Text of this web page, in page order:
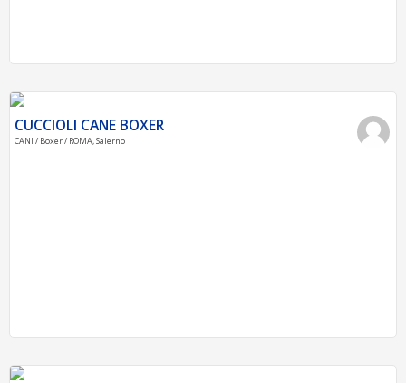
CUCCIOLI CANE BOXER
CANI / Boxer / ROMA, Salerno